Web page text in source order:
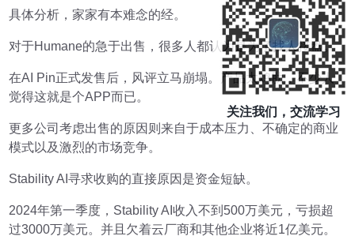
具体分析，家家有本难念的经。
对于Humane的急于出售，很多人都认为是为了找人接盘。
在AI Pin正式发售后，风评立马崩塌。产品太鸡肋，不少人
觉得这就是个APP而已。
更多公司考虑出售的原因则来自于成本压力、不确定的商业
模式以及激烈的市场竞争。
Stability AI寻求收购的直接原因是资金短缺。
2024年第一季度，Stability AI收入不到500万美元，亏损超
过3000万美元。并且欠着云厂商和其他企业将近1亿美元。
关注我们，交流学习